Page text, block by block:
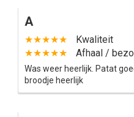
A
★★★★★
Kwaliteit
★★★★★
Afhaal /
Was weer heerlijk. Patat
broodje heerlijk